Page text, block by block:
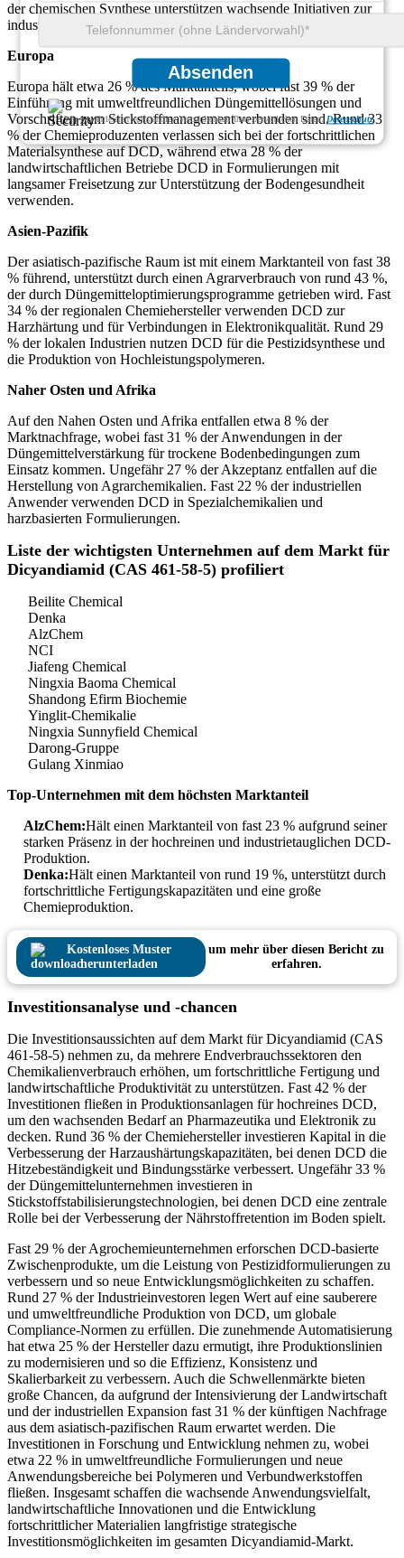
Absenden
Wir gewährleisten vollständige Vertraulichkeit Ihrer persönlichen Daten. Datenschutz
der chemischen Synthese unterstützen wachsende Initiativen zur
industriellen Modernisierung in der gesamten Region.
Europa
Europa hält etwa 26 % des Marktanteils, wobei fast 39 % der
Einführung mit umweltfreundlichen Düngemittellösungen und
Vorschriften zum Stickstoffmanagement verbunden sind. Rund 33
% der Chemieproduzenten verlassen sich bei der fortschrittlichen
Materialsynthese auf DCD, während etwa 28 % der
landwirtschaftlichen Betriebe DCD in Formulierungen mit
langsamer Freisetzung zur Unterstützung der Bodengesundheit
verwenden.
Asien-Pazifik
Der asiatisch-pazifische Raum ist mit einem Marktanteil von fast 38
% führend, unterstützt durch einen Agrarverbrauch von rund 43 %,
der durch Düngemitteloptimierungsprogramme getrieben wird. Fast
34 % der regionalen Chemiehersteller verwenden DCD zur
Harzhärtung und für Verbindungen in Elektronikqualität. Rund 29
% der lokalen Industrien nutzen DCD für die Pestizidsynthese und
die Produktion von Hochleistungspolymeren.
Naher Osten und Afrika
Auf den Nahen Osten und Afrika entfallen etwa 8 % der
Marktnachfrage, wobei fast 31 % der Anwendungen in der
Düngemittelverstärkung für trockene Bodenbedingungen zum
Einsatz kommen. Ungefähr 27 % der Akzeptanz entfallen auf die
Herstellung von Agrarchemikalien. Fast 22 % der industriellen
Anwender verwenden DCD in Spezialchemikalien und
harzbasierten Formulierungen.
Liste der wichtigsten Unternehmen auf dem Markt für
Dicyandiamid (CAS 461-58-5) profiliert
Beilite Chemical
Denka
AlzChem
NCI
Jiafeng Chemical
Ningxia Baoma Chemical
Shandong Efirm Biochemie
Yinglit-Chemikalie
Ningxia Sunnyfield Chemical
Darong-Gruppe
Gulang Xinmiao
Top-Unternehmen mit dem höchsten Marktanteil
AlzChem:Hält einen Marktanteil von fast 23 % aufgrund seiner
starken Präsenz in der hochreinen und industrietauglichen DCD-
Produktion.
Denka:Hält einen Marktanteil von rund 19 %, unterstützt durch
fortschrittliche Fertigungskapazitäten und eine große
Chemieproduktion.
Kostenloses Muster
herunterladen
um mehr über diesen Bericht zu
erfahren.
Investitionsanalyse und -chancen
Die Investitionsaussichten auf dem Markt für Dicyandiamid (CAS
461-58-5) nehmen zu, da mehrere Endverbrauchssektoren den
Chemikalienverbrauch erhöhen, um fortschrittliche Fertigung und
landwirtschaftliche Produktivität zu unterstützen. Fast 42 % der
Investitionen fließen in Produktionsanlagen für hochreines DCD,
um den wachsenden Bedarf an Pharmazeutika und Elektronik zu
decken. Rund 36 % der Chemiehersteller investieren Kapital in die
Verbesserung der Harzaushärtungskapazitäten, bei denen DCD die
Hitzebeständigkeit und Bindungsstärke verbessert. Ungefähr 33 %
der Düngemittelunternehmen investieren in
Stickstoffstabilisierungstechnologien, bei denen DCD eine zentrale
Rolle bei der Verbesserung der Nährstoffretention im Boden spielt.
Fast 29 % der Agrochemieunternehmen erforschen DCD-basierte
Zwischenprodukte, um die Leistung von Pestizidformulierungen zu
verbessern und so neue Entwicklungsmöglichkeiten zu schaffen.
Rund 27 % der Industrieinvestoren legen Wert auf eine sauberere
und umweltfreundliche Produktion von DCD, um globale
Compliance-Normen zu erfüllen. Die zunehmende Automatisierung
hat etwa 25 % der Hersteller dazu ermutigt, ihre Produktionslinien
zu modernisieren und so die Effizienz, Konsistenz und
Skalierbarkeit zu verbessern. Auch die Schwellenmärkte bieten
große Chancen, da aufgrund der Intensivierung der Landwirtschaft
und der industriellen Expansion fast 31 % der künftigen Nachfrage
aus dem asiatisch-pazifischen Raum erwartet werden. Die
Investitionen in Forschung und Entwicklung nehmen zu, wobei
etwa 22 % in umweltfreundliche Formulierungen und neue
Anwendungsbereiche bei Polymeren und Verbundwerkstoffen
fließen. Insgesamt schaffen die wachsende Anwendungsvielfalt,
landwirtschaftliche Innovationen und die Entwicklung
fortschrittlicher Materialien langfristige strategische
Investitionsmöglichkeiten im gesamten Dicyandiamid-Markt.